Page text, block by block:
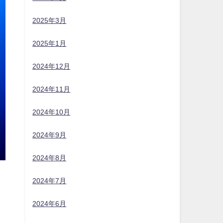
2025年3月
2025年1月
2024年12月
2024年11月
2024年10月
2024年9月
2024年8月
2024年7月
2024年6月